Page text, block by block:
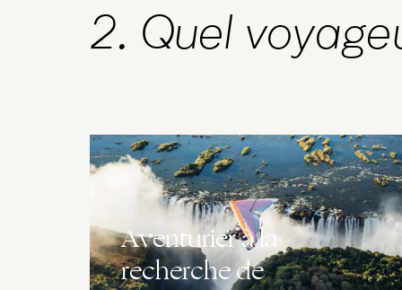
2. Quel
Aventurier à la
recherche de